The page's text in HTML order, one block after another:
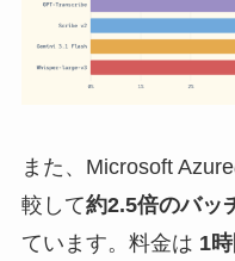
また、Microsoft
較して約2.5倍のバッ
ています。料金は 1